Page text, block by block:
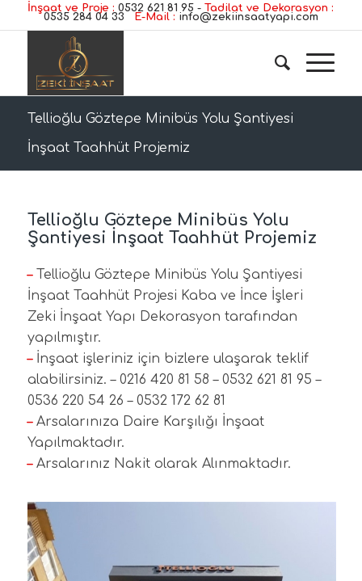
İnşaat ve Proje : 0532 621 81 95 - Tadilat ve Dekorasyon :
0535 284 04 33 E-Mail : info@zekiinsaatyapi.com
Tellioğlu Göztepe Minibüs Yolu Şantiyesi
İnşaat Taahhüt Projemiz
Tellioğlu Göztepe Minibüs Yolu
Şantiyesi İnşaat Taahhüt Projemiz
–Tellioğlu Göztepe Minibüs Yolu Şantiyesi
İnşaat Taahhüt Projesi Kaba ve İnce İşleri
Zeki İnşaat Yapı Dekorasyon tarafından
yapılmıştır.
–İnşaat işleriniz için bizlere ulaşarak teklif
alabilirsiniz. – 0216 420 81 58 – 0532 621 81 95 –
0536 220 54 26 – 0532 172 62 81
–Arsalarınıza Daire Karşılığı İnşaat
Yapılmaktadır.
–Arsalarınız Nakit olarak Alınmaktadır.